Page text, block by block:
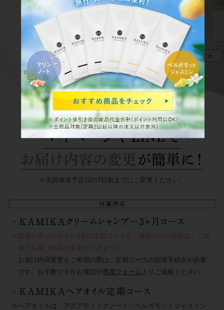
※次回発送予定日の7日前までにご変更ください。
※定番の香りのボトル3本の定期コースをご継続中のお客様は、ご自
身でお届け内容の変更ができません。
お届け内容変更をご希望の際は、定期コースの切替手続きが必要
です。お手数ですがお電話や専用フォーム よりご連絡ください。
※ヘアオイルは、アクアティックノート・ベルガモットジャスミン